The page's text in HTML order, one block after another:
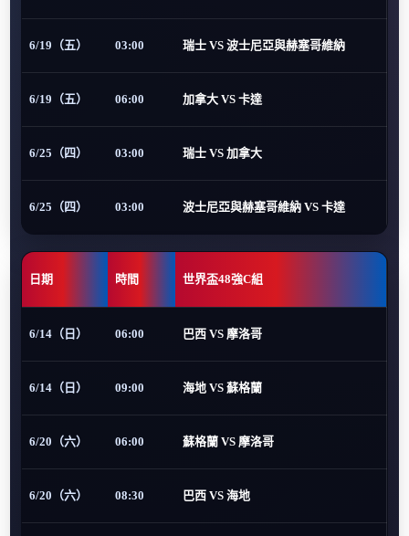
6/19（五） 03:00 瑞士 VS 波士尼亞與赫塞哥維納
6/19（五） 06:00 加拿大 VS 卡達
6/25（四） 03:00 瑞士 VS 加拿大
6/25（四） 03:00 波士尼亞與赫塞哥維納 VS 卡達
日期 時間 世界盃48強C組
6/14（日） 06:00 巴西 VS 摩洛哥
6/14（日） 09:00 海地 VS 蘇格蘭
6/20（六） 06:00 蘇格蘭 VS 摩洛哥
6/20（六） 08:30 巴西 VS 海地